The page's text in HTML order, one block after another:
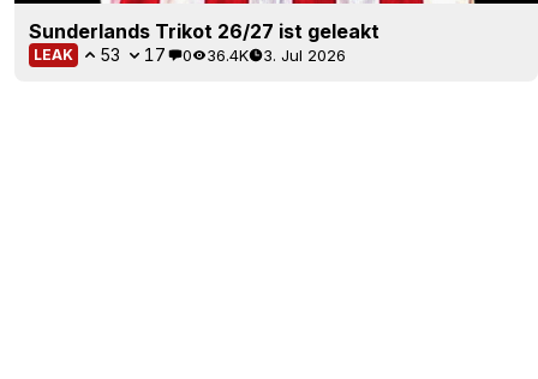
Sunderlands Trikot 26/27 ist geleakt
LEAK 53 17 0 36.4K 3. Jul 2026